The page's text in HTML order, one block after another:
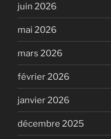
juin 2026
mai 2026
mars 2026
février 2026
janvier 2026
décembre 2025